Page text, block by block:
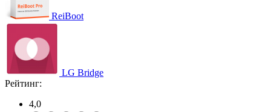
ReiBoot
LG Bridge
Рейтинг:
4,0